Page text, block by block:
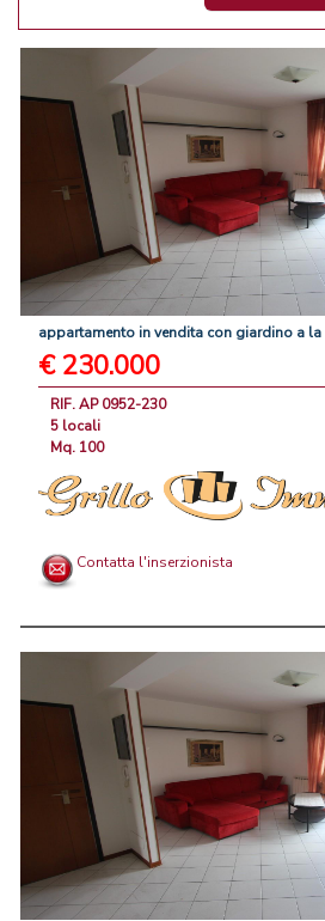
appartamento invendita con giardino a la
€ 230.000
RIF. AP 0952-230
5 locali
Mq. 100
Contatta l'inserzionista